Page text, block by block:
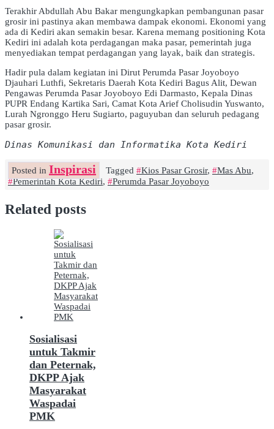
Terakhir Abdullah Abu Bakar mengungkapkan pembangunan pasar
grosir ini pastinya akan membawa dampak ekonomi. Ekonomi yang
ada di Kediri akan semakin besar. Karena memang positioning Kota
Kediri ini adalah kota perdagangan maka pasar, pemerintah juga
menyediakan tempat perdagangan yang layak, baik dan strategis.
Hadir pula dalam kegiatan ini Dirut Perumda Pasar Joyoboyo
Djauhari Luthfi, Sekretaris Daerah Kota Kediri Bagus Alit, Dewan
Pengawas Perumda Pasar Joyoboyo Edi Darmasto, Kepala Dinas
PUPR Endang Kartika Sari, Camat Kota Arief Cholisudin Yuswanto,
Lurah Ngronggo Heru Sugiarto, paguyuban dan seluruh pedagang
pasar grosir.
Dinas Komunikasi dan Informatika Kota Kediri
Posted in Inspirasi Tagged Kios Pasar Grosir, Mas Abu,
Pemerintah Kota Kediri, Perumda Pasar Joyoboyo
Related posts
Sosialisasi
untuk Takmir
dan Peternak,
DKPP Ajak
Masyarakat
Waspadai
PMK